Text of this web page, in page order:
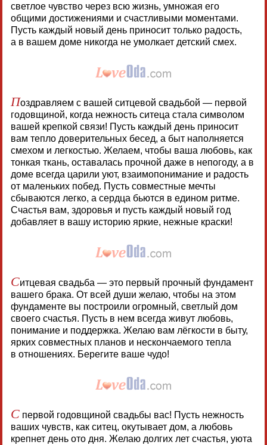
светлое чувство через всю жизнь, умножая его
общими достижениями и счастливыми моментами.
Пусть каждый новый день приносит только радость,
а в вашем доме никогда не умолкает детский смех.
Поздравляем с вашей ситцевой свадьбой — первой
годовщиной, когда нежность ситеца стала символом
вашей крепкой связи! Пусть каждый день приносит
вам тепло доверительных бесед, а быт наполняется
смехом и легкостью. Желаем, чтобы ваша любовь, как
тонкая ткань, оставалась прочной даже в непогоду, а в
доме всегда царили уют, взаимопонимание и радость
от маленьких побед. Пусть совместные мечты
сбываются легко, а сердца бьются в едином ритме.
Счастья вам, здоровья и пусть каждый новый год
добавляет в вашу историю яркие, нежные краски!
Ситцевая свадьба — это первый прочный фундамент
вашего брака. От всей души желаю, чтобы на этом
фундаменте вы построили огромный, светлый дом
своего счастья. Пусть в нем всегда живут любовь,
понимание и поддержка. Желаю вам лёгкости в быту,
ярких совместных планов и нескончаемого тепла
в отношениях. Берегите ваше чудо!
Спервой годовщиной свадьбы вас! Пусть нежность
ваших чувств, как ситец, окутывает дом, а любовь
крепнет день ото дня. Желаю долгих лет счастья, уюта